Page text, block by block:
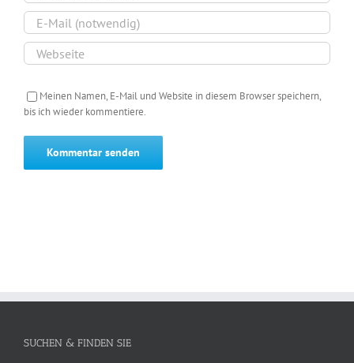
Meinen Namen, E-Mail und Website in diesem Browser speichern,
bis ich wieder kommentiere.
SUCHEN & FINDEN SIE